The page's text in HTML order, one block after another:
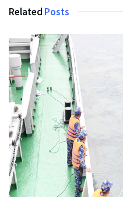
Related Posts